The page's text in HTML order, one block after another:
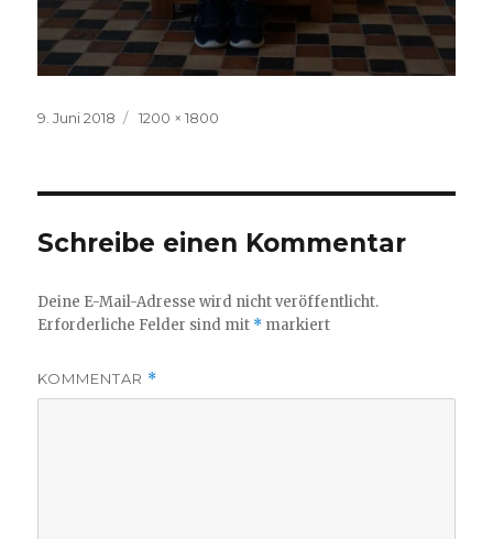
Veröffentlicht
9. Juni 2018
Volle
1200 × 1800
Schreibe einen Kommentar
Deine E-Mail-Adresse wird nicht veröffentlicht.
Erforderliche Felder sind mit * markiert
KOMMENTAR *